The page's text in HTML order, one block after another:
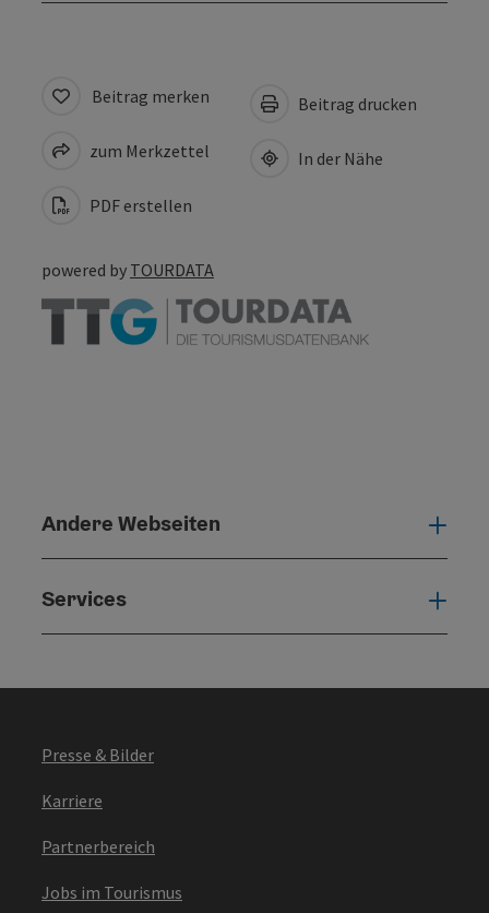
Beitrag merken
zum Merkzettel
PDF erstellen
Beitrag drucken
In der Nähe
powered by TOURDATA
Andere Webseiten
Services
Presse & Bilder
Karriere
Partnerbereich
Jobs im Tourismus